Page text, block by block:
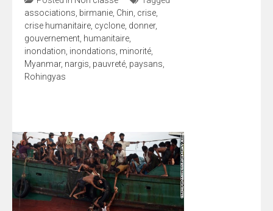
associations, birmanie, Chin, crise,
crise humanitaire, cyclone, donner,
gouvernement, humanitaire,
inondation, inondations, minorité,
Myanmar, nargis, pauvreté, paysans,
Rohingyas